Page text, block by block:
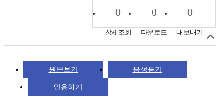
0
상세조회
0
다운로드
0
내보내기
원문보기 음성듣기
인용하기